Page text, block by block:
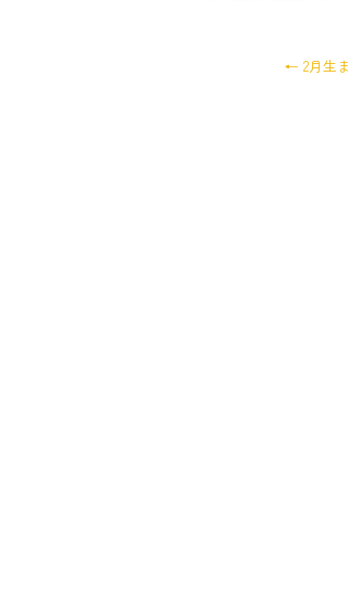
← 2月生